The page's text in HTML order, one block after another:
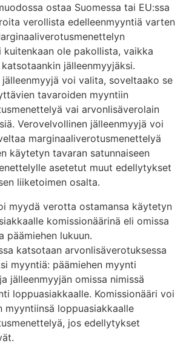
ostaa Suomessa tai EU:ssa
verollista edelleenmyyntiä varten
kuitenkaan ole pakollista, vaikka
jälleenmyyjäksi.
voi valita, soveltaako se
tavaroiden myyntiin
vai arvonlisäverolain
Verovelvollinen jälleenmyyjä voi
marginaaliverotusmenettelyä
käytetyn tavaran satunnaiseen
asetetut muut edellytykset
liiketoimen osalta.
myydä verotta ostamansa käytetyn
komissionäärinä eli omissa
päämiehen lukuun.
katsotaan arvonlisäverotuksessa
myyntiä: päämiehen myynti
jälleenmyyjän omissa nimissä
loppuasiakkaalle. Komissionääri voi
myyntiinsä loppuasiakkaalle
jos edellytykset